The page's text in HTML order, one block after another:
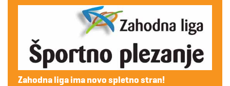
Zahodna liga ima novo spletno stran!